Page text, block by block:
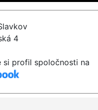
4
si profil spoločnosti na